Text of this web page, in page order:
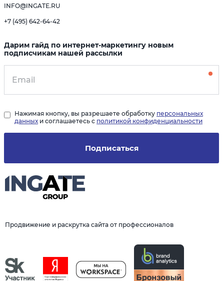
Продвижение и раскрутка сайта от профессионалов
INFO@INGATE.RU
+7 (495) 642-64-42
Дарим гайд по интернет-маркетингу новым
подписчикам нашей рассылки
Подписаться
Нажимая кнопку, вы разрешаете обработку персональных
данных и соглашаетесь с политикой конфиденциальности